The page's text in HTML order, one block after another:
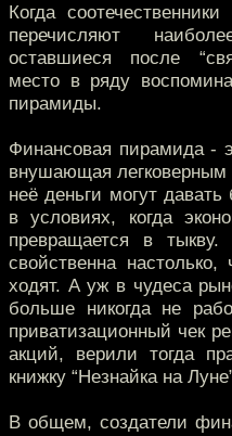
Когда
перечисляют
оставшиеся после
место в ряду
пирамиды.
Финансовая пирамида -
внушающая легковерным
неё деньги могут
в условиях, когда
превращается в
свойственна
ходят. А уж в чудеса
больше никогда не
приватизационный чек
акций, верили тогда
книжку “Незнайка на
В общем, создатели